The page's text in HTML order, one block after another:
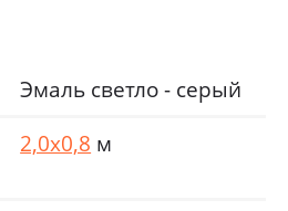
Эмаль светло - серый
2,0х0,8 м